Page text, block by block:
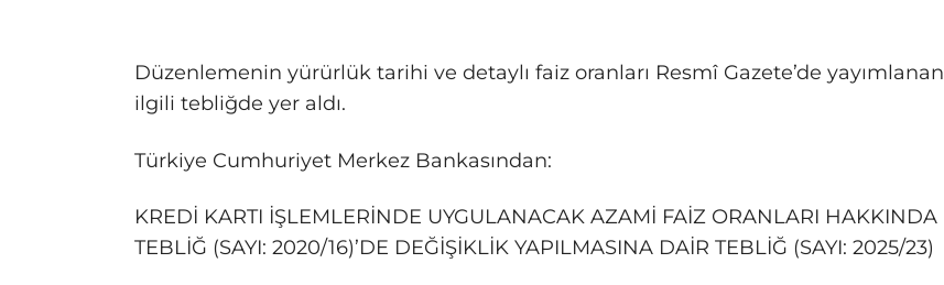
Düzenlemenin yürürlük tarihi ve detaylı faiz oranları Resmî Gazete’de yayımlanan
ilgili tebliğde yer aldı.
Türkiye Cumhuriyet Merkez Bankasından:
KREDİ KARTI İŞLEMLERİNDE UYGULANACAK AZAMİ FAİZ ORANLARI HAKKINDA
TEBLİĞ (SAYI: 2020/16)’DE DEĞİŞİKLİK YAPILMASINA DAİR TEBLİĞ (SAYI: 2025/23)